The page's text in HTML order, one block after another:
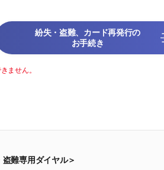
紛失・盗難、カード再発行の
お手続き
ません。
盗難専用ダイヤル＞